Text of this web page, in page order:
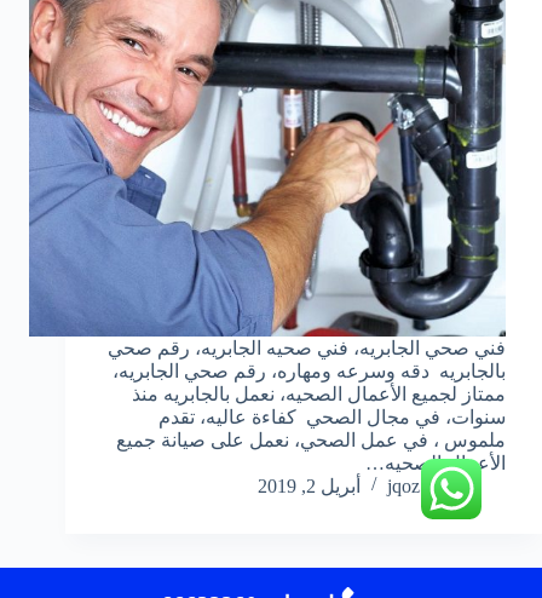
فني صحي الجابريه، فني صحيه الجابريه، رقم صحي
بالجابريه دقه وسرعه ومهاره، رقم صحي الجابريه،
ممتاز لجميع الأعمال الصحيه، نعمل بالجابريه منذ
سنوات، في مجال الصحي كفاءة عاليه، تقدم
ملموس ، في عمل الصحي، نعمل على صيانة جميع
الأعمال الصحيه…
jqoz51ek
أبريل 2, 2019